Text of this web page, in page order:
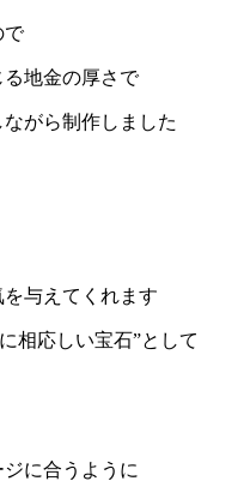
で
地金の厚さで
がら制作しました
与えてくれます
相応しい宝石”として
に合うように